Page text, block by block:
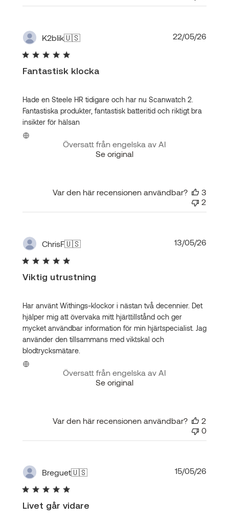
K2blik🇺🇸
Fantastisk klocka
Hade en Steele HR tidigare och har nu Scanwatch 2.
Fantastiska produkter, fantastisk batteritid och riktigt bra
insikter för hälsan
Översatt från engelska av AI
Se original
22/05/26
Var den här recensionen användbar?
3
2
ChrisF🇺🇸
Viktig utrustning
Har använt Withings-klockor i nästan två decennier. Det
hjälper mig att övervaka mitt hjärttillstånd och ger
mycket användbar information för min hjärtspecialist. Jag
använder den tillsammans med viktskal och
blodtrycksmätare.
Översatt från engelska av AI
Se original
13/05/26
Var den här recensionen användbar?
2
0
Breguet🇺🇸
Livet går vidare
15/05/26